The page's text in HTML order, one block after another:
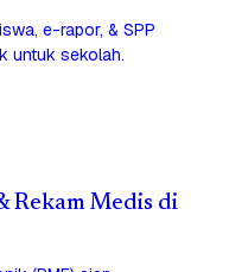
e-rapor, & SPP
untuk sekolah.
Rekam Medis di